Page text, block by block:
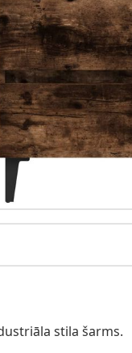
stila šarms.